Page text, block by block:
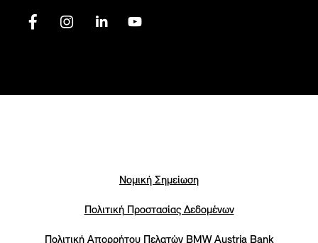
Νομική Σημείωση
Πολιτική Προστασίας Δεδομένων
Πολιτική Απορρήτου Πελατών ΒΜW Austria Bank